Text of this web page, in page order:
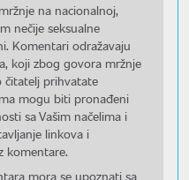
na nacionalnoj,
nečije seksualne
Komentari odražavaju
koji zbog govora mržnje
čitatelj prihvatate
mogu biti pronađeni
sa Vašim načelima i
linkova i
komentare.
mora se upoznati sa